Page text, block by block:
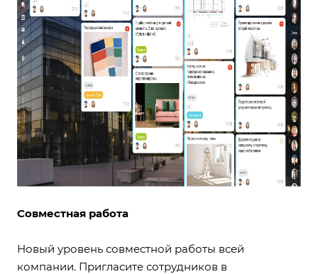
Совместная работа
Новый уровень совместной работы всей
компании. Пригласите сотрудников в